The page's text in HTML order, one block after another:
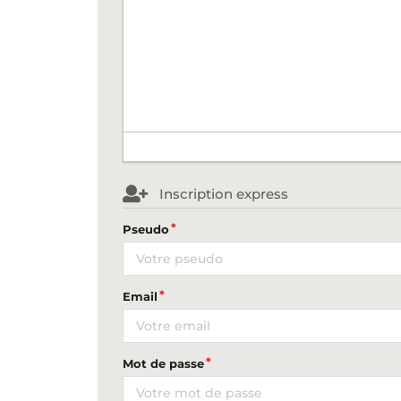
Inscription express
Pseudo
Email
Mot de passe